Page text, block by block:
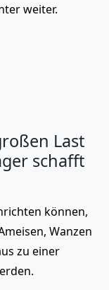
weiter.
Last
schafft
können,
Wanzen
zu einer